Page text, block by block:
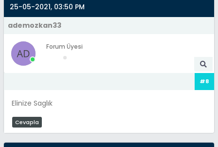
25-05-2021, 03:50 PM
ademozkan33
Forum Üyesi
#8
Elinize Saglık
Cevapla